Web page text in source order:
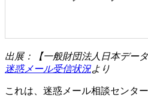
出展：【一般財団法人日本デー
迷惑メール受信状況より
これは、迷惑メール相談センタ